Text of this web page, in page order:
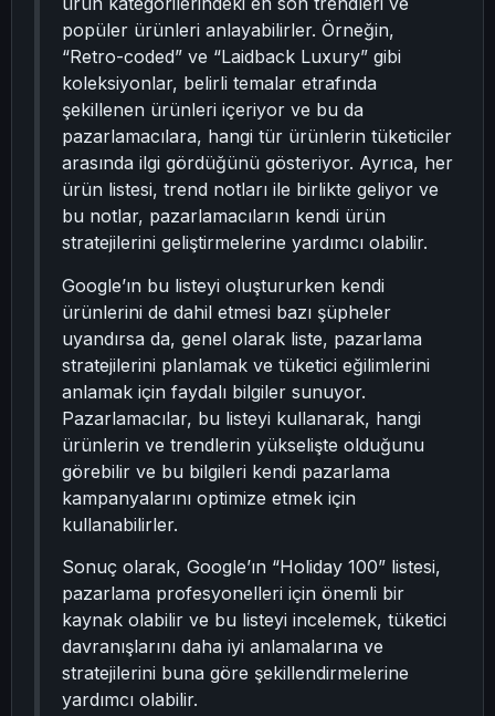
popüler ürünleri anlayabilirler. Örneğin,
“Retro-coded” ve “Laidback Luxury” gibi
koleksiyonlar, belirli temalar etrafında
şekillenen ürünleri içeriyor ve bu da
pazarlamacılara, hangi tür ürünlerin tüketiciler
arasında ilgi gördüğünü gösteriyor. Ayrıca, her
ürün listesi, trend notları ile birlikte geliyor ve
bu notlar, pazarlamacıların kendi ürün
stratejilerini geliştirmelerine yardımcı olabilir.
Google’ın bu listeyi oluştururken kendi
ürünlerini de dahil etmesi bazı şüpheler
uyandırsa da, genel olarak liste, pazarlama
stratejilerini planlamak ve tüketici eğilimlerini
anlamak için faydalı bilgiler sunuyor.
Pazarlamacılar, bu listeyi kullanarak, hangi
ürünlerin ve trendlerin yükselişte olduğunu
görebilir ve bu bilgileri kendi pazarlama
kampanyalarını optimize etmek için
kullanabilirler.
Sonuç olarak, Google’ın “Holiday 100” listesi,
pazarlama profesyonelleri için önemli bir
kaynak olabilir ve bu listeyi incelemek, tüketici
davranışlarını daha iyi anlamalarına ve
stratejilerini buna göre şekillendirmelerine
yardımcı olabilir.